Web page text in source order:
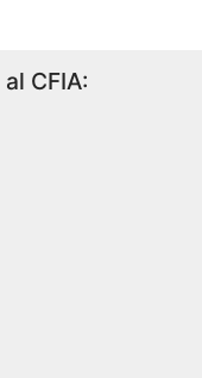
al CFIA: